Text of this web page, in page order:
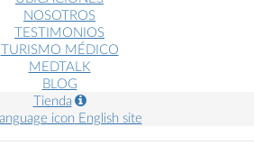
NOSOTROS
TESTIMONIOS
TURISMO MÉDICO
MEDTALK
BLOG
Tienda
English site